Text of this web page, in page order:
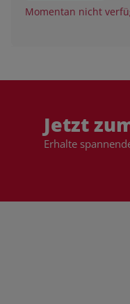
Momentan nicht
Jetzt
Erhalte